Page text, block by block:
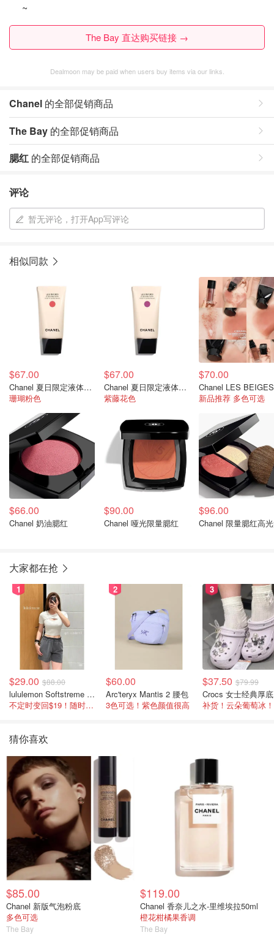
~
The Bay 直达购买链接 →
Dealmoon may be paid when users buy items via our links.
Chanel 的全部促销商品
The Bay 的全部促销商品
腮红 的全部促销商品
评论
暂无评论，打开App写评论
相似同款
$67.00
Chanel 夏日限定液体腮红SORBET
珊瑚粉色
$67.00
Chanel 夏日限定液体腮红NECTAR
紫藤花色
$70.00
新品推荐 多色可选
$66.00
Chanel 奶油腮红
$90.00
Chanel 哑光限量腮红
$96.00
Chanel 限量腮红高
大家都在抢
1
$29.00 $88.00
lululemon Softstreme 女士高腰短裤 10cm
不定时变回$19！随时点进来看
2
$60.00
Arc'teryx Mantis 2 腰包
3色可选！紫色颜值很高
3
$37.50 $79.99
补货！云朵葡萄冰！
猜你喜欢
$85.00
Chanel 新版气泡粉底
多色可选
The Bay
$119.00
Chanel 香奈儿之水-里维埃拉50ml
橙花柑橘果香调
The Bay